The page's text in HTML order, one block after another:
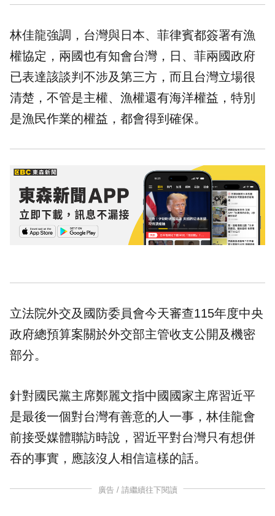
林佳龍強調，台灣與日本、菲律賓都簽署有漁
權協定，兩國也有知會台灣，日、菲兩國政府
已表達該談判不涉及第三方，而且台灣立場很
清楚，不管是主權、漁權還有海洋權益，特別
是漁民作業的權益，都會得到確保。
立法院外交及國防委員會今天審查115年度中央
政府總預算案關於外交部主管收支公開及機密
部分。
針對國民黨主席鄭麗文指中國國家主席習近平
是最後一個對台灣有善意的人一事，林佳龍會
前接受媒體聯訪時說，習近平對台灣只有想併
吞的事實，應該沒人相信這樣的話。
廣告 / 請繼續往下閱讀